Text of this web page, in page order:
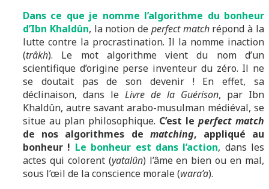
Dans ce que je nomme l’algorithme du bonheur
d’Ibn Khaldûn, la notion de perfect match répond à la
lutte contre la procrastination. Il la nomme inaction
(trâkh). Le mot algorithme vient du nom d’un
scientifique d’origine perse inventeur du zéro. Il ne
se doutait pas de son devenir ! En effet, sa
déclinaison, dans le Livre de la Guérison, par Ibn
Khaldûn, autre savant arabo-musulman médiéval, se
situe au plan philosophique. C’est le perfect match
de nos algorithmes de matching, appliqué au
bonheur ! Le bonheur est dans l’action, dans les
actes qui colorent (yatalûn) l’âme en bien ou en mal,
sous l’œil de la conscience morale (wara’a).